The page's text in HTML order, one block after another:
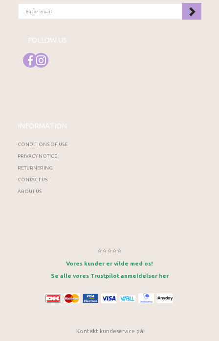
EMAIL
FOLLOW US
INFORMATION
CONDITIONS OF USE
PRIVACY NOTICE
RETURNERING
CONTACT US
ABOUT US
⭐⭐⭐⭐⭐
Vores kunder er vilde med os!
Se alle vores Trustpilot anmeldelser her
Kontakt kundeservice på